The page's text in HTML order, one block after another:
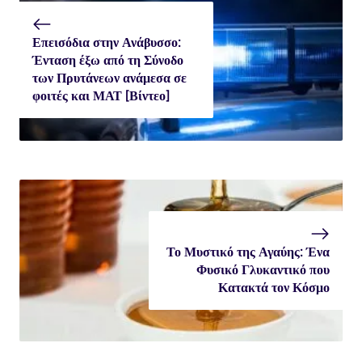
Επεισόδια στην Ανάβυσσο:
Ένταση έξω από τη Σύνοδο
των Πρυτάνεων ανάμεσα σε
φοιτές και ΜΑΤ [Βίντεο]
Το Μυστικό της Αγαύης: Ένα
Φυσικό Γλυκαντικό που
Κατακτά τον Κόσμο